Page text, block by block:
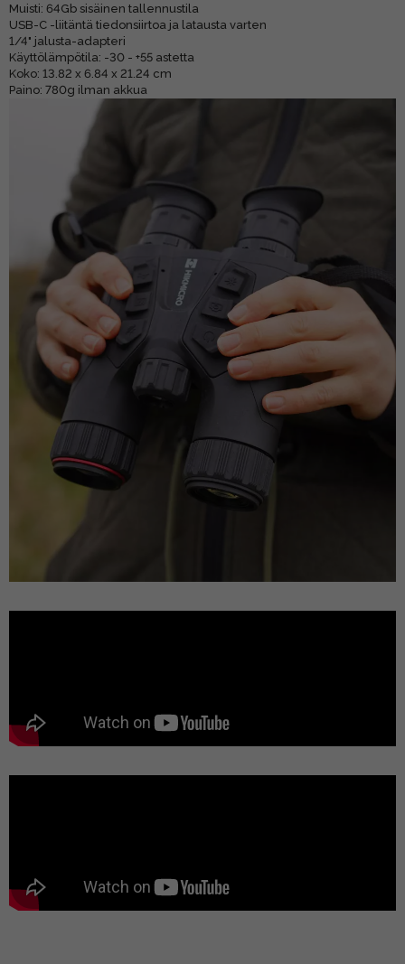
Muisti: 64Gb sisäinen tallennustila
USB-C -liitäntä tiedonsiirtoa ja latausta varten
1/4" jalusta-adapteri
Käyttölämpötila: -30 - +55 astetta
Koko: 13.82 x 6.84 x 21.24 cm
Paino: 780g ilman akkua